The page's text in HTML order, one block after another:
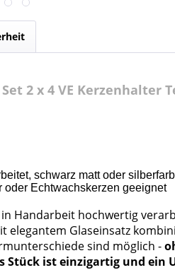
2 x 4 VE Kerzenhalter
schwarz matt oder
Echtwachskerzen geeignet
Handarbeit hochwertig
elegantem Glaseinsatz
sind möglich -
Stück ist einzigartig und ein